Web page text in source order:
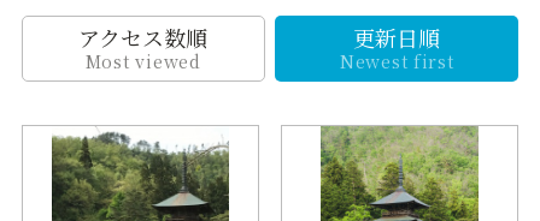
アクセス数順
Most viewed
更新日順
Newest first